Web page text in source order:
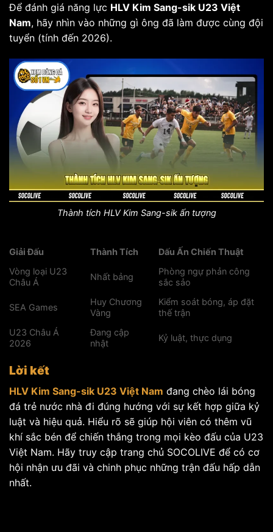
Để đánh giá năng lực HLV Kim Sang-sik U23 Việt
Nam, hãy nhìn vào những gì ông đã làm được cùng đội
tuyển (tính đến 2026).
Thành tích HLV Kim Sang-sik ấn tượng
Giải Đấu Thành Tích
Dấu Ấn Chiến Thuật
Vòng loại U23
Châu Á
Nhất bảng
Phòng ngự phản công
sắc sảo
SEA Games
Huy Chương
Vàng
Kiểm soát bóng, áp đặt
thế trận
U23 Châu Á
2026
Đang cập
nhật
Kỷ luật, thực dụng
Lời kết
HLV Kim Sang-sik U23 Việt Nam đang chèo lái bóng
đá trẻ nước nhà đi đúng hướng với sự kết hợp giữa kỷ
luật và hiệu quả. Hiểu rõ sẽ giúp hội viên có thêm vũ
khí sắc bén để chiến thắng trong mọi kèo đấu của U23
Việt Nam. Hãy truy cập trang chủ SOCOLIVE để có cơ
hội nhận ưu đãi và chinh phục những trận đấu hấp dẫn
nhất.